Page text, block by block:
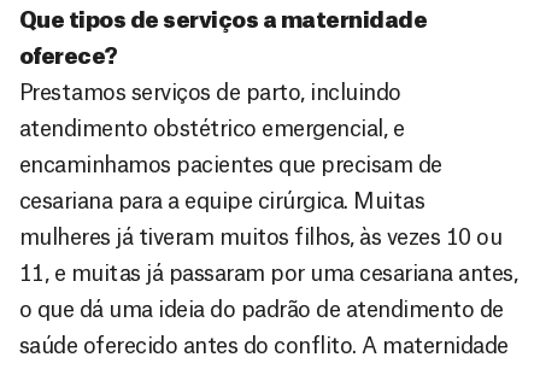
Que tipos de serviços a maternidade
oferece?
Prestamos serviços de parto, incluindo
atendimento obstétrico emergencial, e
encaminhamos pacientes que precisam de
cesariana para a equipe cirúrgica. Muitas
mulheres já tiveram muitos filhos, às vezes 10 ou
11, e muitas já passaram por uma cesariana antes,
o que dá uma ideia do padrão de atendimento de
saúde oferecido antes do conflito. A maternidade